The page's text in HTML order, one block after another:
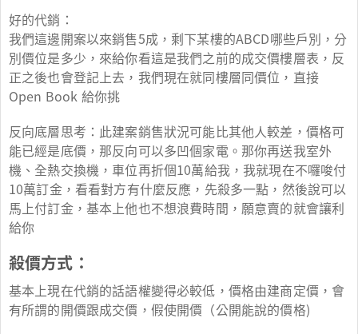
好的代銷：
我們這邊開案以來銷售5成，剩下某樓的ABCD哪些戶別，分
別價位是多少，來給你看這是我們之前的成交價樓層表，反
正之後也會登記上去，我們現在就同樓層同價位，直接
Open Book 給你挑
反向底層思考：此建案銷售狀況可能比其他人較差，價格可
能已經是底價，那反向可以多凹個家電。那你再送我室外
機、全熱交換機，車位再折個10萬給我，我就現在不囉唆付
10萬訂金，看看對方有什麼反應，先殺多一點，然後說可以
馬上付訂金，基本上他也不想浪費時間，願意賣的就會讓利
給你
殺價方式：
基本上現在代銷的話語權變得必較低，價格由建商定價，會
有所謂的開價跟成交價，假使開價（公開能說的價格)